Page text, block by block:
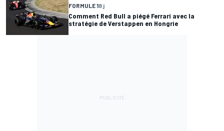
FORMULE 18 j
Comment Red Bull a piégé Ferrari avec la
stratégie de Verstappen en Hongrie